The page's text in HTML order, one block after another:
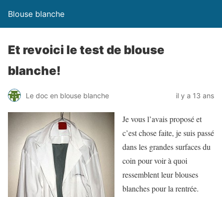
Blouse blanche
Et revoici le test de blouse
blanche!
Le doc en blouse blanche il y a 13 ans
Je vous l’avais proposé et
c’est chose faite, je suis passé
dans les grandes surfaces du
coin pour voir à quoi
ressemblent leur blouses
blanches pour la rentrée.